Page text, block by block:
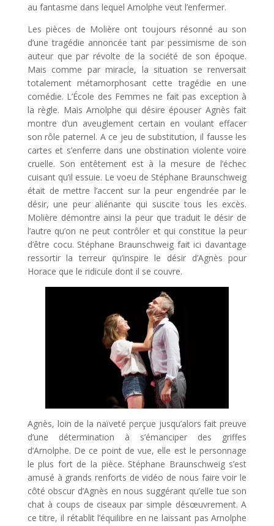
au fantasme dans lequel Arnolphe veut l’enfermer.
Les pièces de Molière ont toujours résonné au son
d’une tragédie annoncée tant par pessimisme de son
auteur que par révolte de la société de son époque.
Mais comme par miracle, la situation se renversait
totalement métamorphosant cette tragédie en une
comédie. L’École des Femmes ne fait pas exception à
la règle. Mais Arnolphe qui désire épouser Agnès fait
montre d’un aveuglement certain en voulant effacer
son rôle paternel. A ce jeu de substitution, il fausse les
cartes et s’enferre dans une obstination violente voire
cruelle. Son entêtement est à la mesure de l’échec
cuisant qu’il essuie. Le voeu de Stéphane Braunschweig
était de mettre l’accent sur la peur engendrée par le
désir, une peur aliénante qui suscite tous les excès.
Molière démontre ainsi la peur que traduit le désir de
l’autre qu’on ne peut contrôler et qui constitue la peur
d’être cocu. Stéphane Braunschweig fait ici davantage
ressortir la terreur qu’inspire le désir d’Agnès pour
Horace que le ridicule dont il se couvre.
Agnès, loin de la naïveté perçue jusqu’alors fait preuve
d’une détermination à s’émanciper des griffes
d’Arnolphe. De ce point de vue, elle est le personnage
le plus fort de la pièce. Stéphane Braunschweig s’est
amusé à grands renforts de vidéo de nous faire voir le
côté obscur d’Agnès en nous suggérant qu’elle tue son
chat à coups de ciseaux par simple désœuvrement. A
ce titre, il rétablit l’équilibre en ne laissant pas Arnolphe